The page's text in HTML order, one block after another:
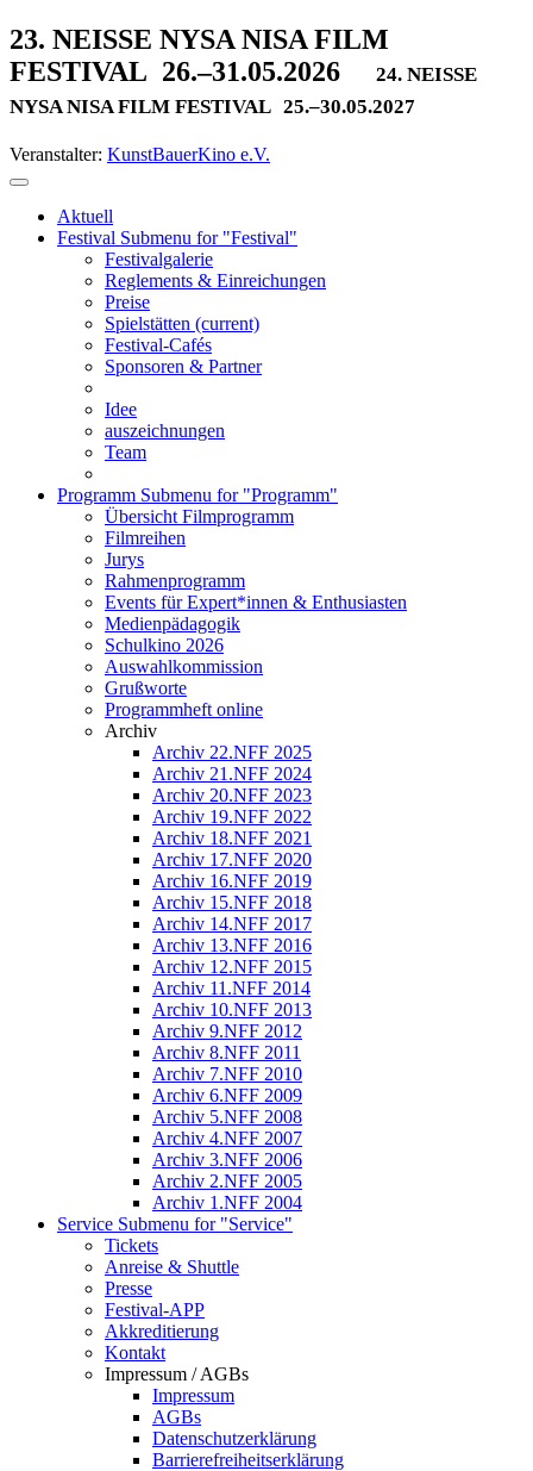
23. NEISSE NYSA NISA FILM
FESTIVAL 26.–31.05.2026
24. NEISSE
NYSA NISA FILM FESTIVAL 25.–30.05.2027
Veranstalter: KunstBauerKino e.V.
Aktuell
Festival Submenu for "Festival"
Festivalgalerie
Reglements & Einreichungen
Preise
Spielstätten (current)
Festival-Cafés
Sponsoren & Partner
Idee
auszeichnungen
Team
Programm Submenu for "Programm"
Übersicht Filmprogramm
Filmreihen
Jurys
Rahmenprogramm
Events für Expert*innen & Enthusiasten
Medienpädagogik
Schulkino 2026
Auswahlkommission
Grußworte
Programmheft online
Archiv
Archiv 22.NFF 2025
Archiv 21.NFF 2024
Archiv 20.NFF 2023
Archiv 19.NFF 2022
Archiv 18.NFF 2021
Archiv 17.NFF 2020
Archiv 16.NFF 2019
Archiv 15.NFF 2018
Archiv 14.NFF 2017
Archiv 13.NFF 2016
Archiv 12.NFF 2015
Archiv 11.NFF 2014
Archiv 10.NFF 2013
Archiv 9.NFF 2012
Archiv 8.NFF 2011
Archiv 7.NFF 2010
Archiv 6.NFF 2009
Archiv 5.NFF 2008
Archiv 4.NFF 2007
Archiv 3.NFF 2006
Archiv 2.NFF 2005
Archiv 1.NFF 2004
Service Submenu for "Service"
Tickets
Anreise & Shuttle
Presse
Festival-APP
Akkreditierung
Kontakt
Impressum / AGBs
Impressum
AGBs
Datenschutzerklärung
Barrierefreiheitserklärung